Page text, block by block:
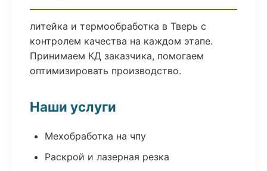
литейка и термообработка в Тверь с
контролем качества на каждом этапе.
Принимаем КД заказчика, помогаем
оптимизировать производство.
Наши услуги
Мехобработка на чпу
Раскрой и лазерная резка